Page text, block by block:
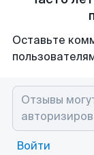
Оставьте
Войти